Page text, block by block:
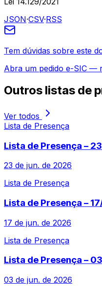
JSON·CSV·RSS
Tem dúvidas sobre este
Abra um pedido e-SIC —
Outros listas de
Ver todos
Lista de Presença
Lista de Presença –
23 de jun. de 2026
Lista de Presença
Lista de Presença –
17 de jun. de 2026
Lista de Presença
Lista de Presença –
03 de jun. de 2026